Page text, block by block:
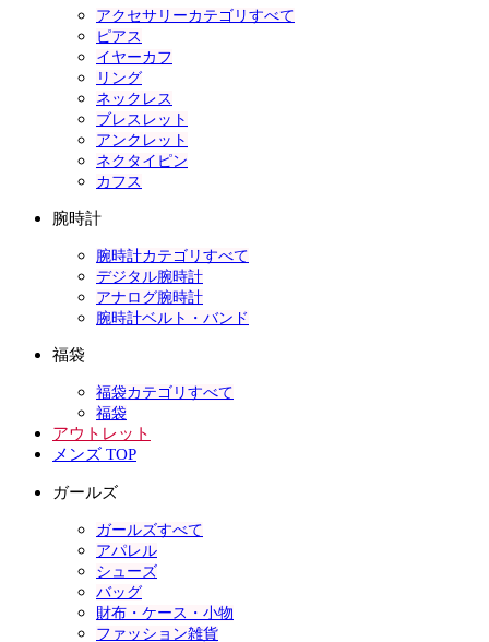
アクセサリーカテゴリすべて
ピアス
イヤーカフ
リング
ネックレス
ブレスレット
アンクレット
ネクタイピン
カフス
腕時計
腕時計カテゴリすべて
デジタル腕時計
アナログ腕時計
腕時計ベルト・バンド
福袋
福袋カテゴリすべて
福袋
アウトレット
メンズ TOP
ガールズ
ガールズすべて
アパレル
シューズ
バッグ
財布・ケース・小物
ファッション雑貨